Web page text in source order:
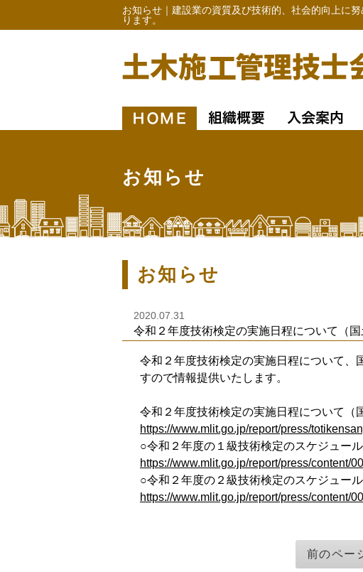
お知らせ｜建設業の資質及び技術的、社会的向上に
ります。
お知らせ
お知らせ
2020.07.31
令和２年度技術検定の実施日程について（国
令和２年度技術検定の実施日程について、
すので情報提供いたします。
令和２年度技術検定の実施日程について（
https://www.mlit.go.jp/report/press/
○令和２年度の１級技術検定のスケジュール
https://www.mlit.go.jp/report/press/content/
○令和２年度の２級技術検定のスケジュール
https://www.mlit.go.jp/report/press/content/
前のペー